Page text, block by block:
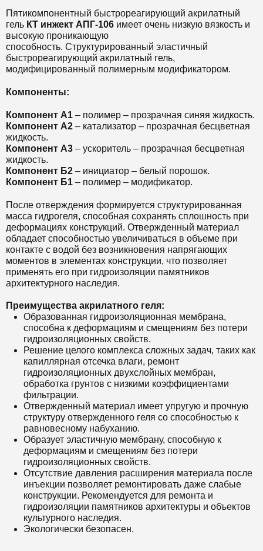
Пятикомпонентный быстрореагирующий акрилатный
гель КТ инжект АПГ-106 имеет очень низкую вязкость и
высокую проникающую
способность. Структурированный эластичный
быстрореагирующий акрилатный гель,
модифицированный полимерным модификатором.
Компоненты:
Компонент А1 – полимер – прозрачная синяя жидкость.
Компонент А2 – катализатор – прозрачная бесцветная
жидкость.
Компонент А3 – ускоритель – прозрачная бесцветная
жидкость.
Компонент Б2 – инициатор – белый порошок.
Компонент Б1 – полимер – модификатор.
После отверждения формируется структурированная
масса гидрогеля, способная сохранять сплошность при
деформациях конструкций. Отвержденный материал
обладает способностью увеличиваться в объеме при
контакте с водой без возникновения напрягающих
моментов в элементах конструкции, что позволяет
применять его при гидроизоляции памятников
архитектурного наследия.
Преимущества акрилатного геля:
Образованная гидроизоляционная мембрана,
способна к деформациям и смещениям без потери
гидроизоляционных свойств.
Решение целого комплекса сложных задач, таких как
капиллярная отсечка влаги, ремонт
гидроизоляционных двухслойных мембран,
обработка грунтов с низкими коэффициентами
фильтрации.
Отвержденный материал имеет упругую и прочную
структуру отвержденного геля со способностью к
равновесному набуханию.
Образует эластичную мембрану, способную к
деформациям и смещениям без потери
гидроизоляционных свойств.
Отсутствие давления расширения материала после
инъекции позволяет ремонтировать даже слабые
конструкции. Рекомендуется для ремонта и
гидроизоляции памятников архитектуры и объектов
культурного наследия.
Экологически безопасен.